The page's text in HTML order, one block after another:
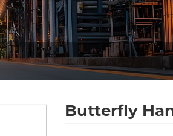
Butterfly